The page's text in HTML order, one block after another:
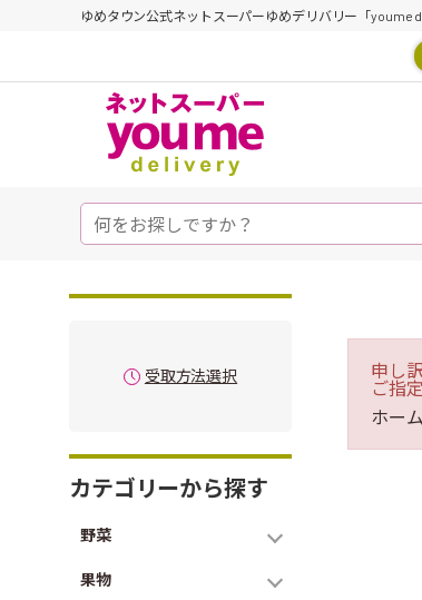
ゆめタウン公式ネットスーパーゆめデリバリー「youme
受取方法選択
カテゴリーから探す
野菜
果物
申し
ご指
ホー